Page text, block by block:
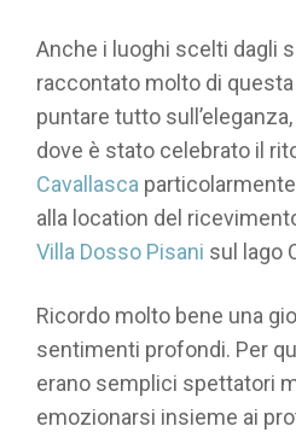
Anche i luoghi scelti dagli
raccontato molto di
puntare tutto
dove è stato celebrato il
Cavallasca
alla location del
Villa Dosso Pisani sul lago
Ricordo molto bene una
sentimenti profondi. Per
erano semplici spettatori
emozionarsi insieme ai